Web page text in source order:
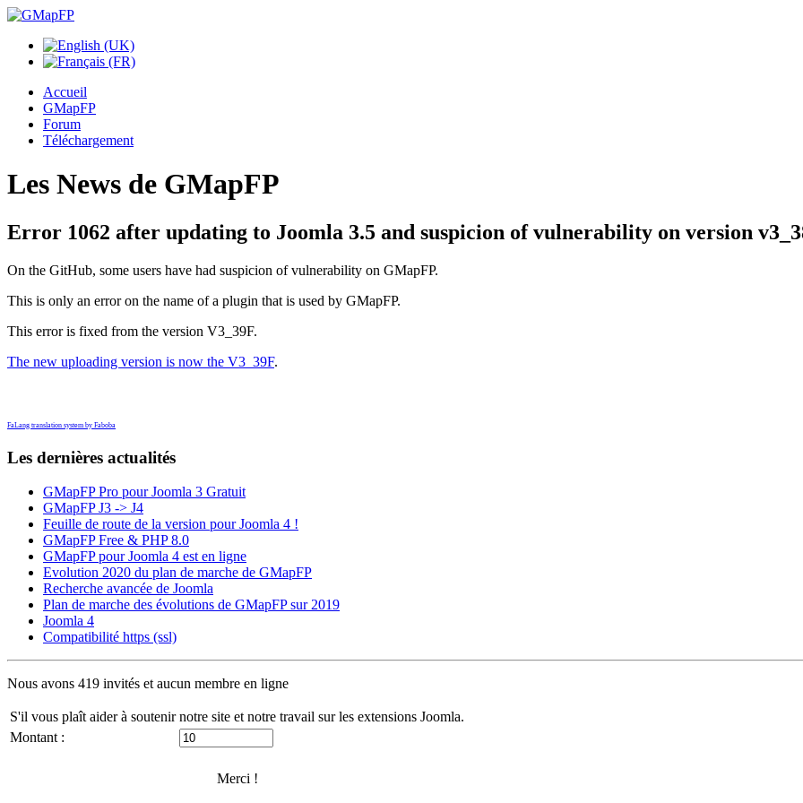
Accueil
GMapFP
Forum
Téléchargement
Les News de GMapFP
Error 1062 after updating to Joomla 3.5 and suspicion of vulnerability on version
On the GitHub, some users have had suspicion of vulnerability on GMapFP.
This is only an error on the name of a plugin that is used by GMapFP.
This error is fixed from the version V3_39F.
The new uploading version is now the V3_39F.
FaLang translation system by Faboba
Les dernières actualités
GMapFP Pro pour Joomla 3 Gratuit
GMapFP J3 -> J4
Feuille de route de la version pour Joomla 4 !
GMapFP Free & PHP 8.0
GMapFP pour Joomla 4 est en ligne
Evolution 2020 du plan de marche de GMapFP
Recherche avancée de Joomla
Plan de marche des évolutions de GMapFP sur 2019
Joomla 4
Compatibilité https (ssl)
Nous avons 419 invités et aucun membre en ligne
S'il vous plaît aider à soutenir notre site et notre travail sur les extensions Joomla.
Montant :
Merci !